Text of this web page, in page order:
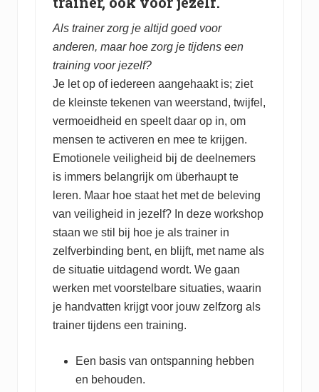
Als trainer zorg je altijd goed voor
anderen, maar hoe zorg je tijdens een
training voor jezelf?
Je let op of iedereen aangehaakt is; ziet
de kleinste tekenen van weerstand, twijfel,
vermoeidheid en speelt daar op in, om
mensen te activeren en mee te krijgen.
Emotionele veiligheid bij de deelnemers
is immers belangrijk om überhaupt te
leren. Maar hoe staat het met de beleving
van veiligheid in jezelf? In deze workshop
staan we stil bij hoe je als trainer in
zelfverbinding bent, en blijft, met name als
de situatie uitdagend wordt. We gaan
werken met voorstelbare situaties, waarin
je handvatten krijgt voor jouw zelfzorg als
trainer tijdens een training.
Een basis van ontspanning hebben
en behouden.